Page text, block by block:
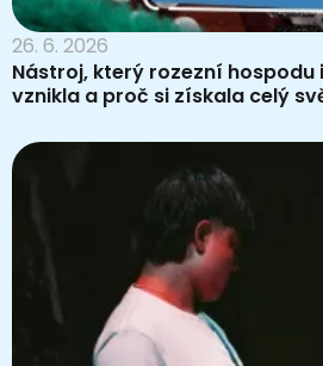
26. 6. 2026
Nástroj, který rozezní hospodu
vznikla a proč si získala celý